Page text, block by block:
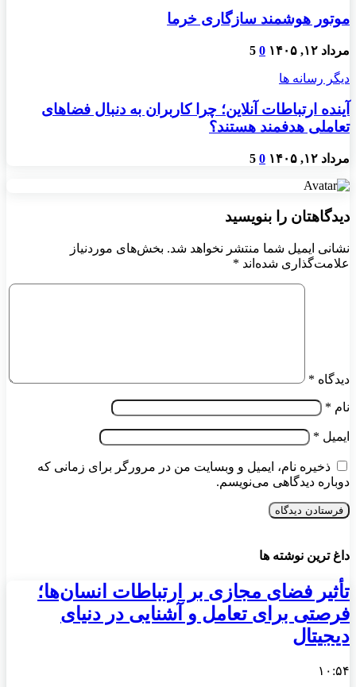
موتور هوشمند سازگاری خرما
مرداد ۱۲, ۱۴۰۵ 0
5
دیگر رسانه ها
آینده ارتباطات آنلاین؛ چرا کاربران به دنبال فضاهای
تعاملی هدفمند هستند؟
مرداد ۱۲, ۱۴۰۵ 0
5
دیدگاهتان را بنویسید
نشانی ایمیل شما منتشر نخواهد شد. بخش‌های موردنیاز
علامت‌گذاری شده‌اند *
دیدگاه *
نام *
ایمیل *
ذخیره نام، ایمیل و وبسایت من در مرورگر برای زمانی که
دوباره دیدگاهی می‌نویسم.
داغ ترین نوشته ها
تأثیر فضای مجازی بر ارتباطات انسان‌ها؛
فرصتی برای تعامل و آشنایی در دنیای
دیجیتال
۱۰:۵۴